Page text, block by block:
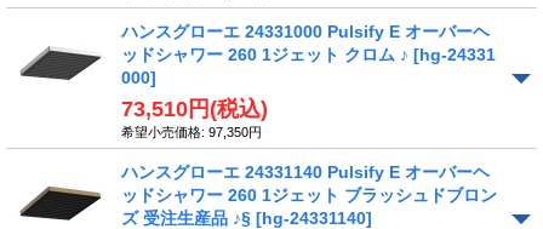
ハンスグローエ 24331000 Pulsify E オーバーヘ
ッドシャワー 260 1ジェット クロム ♪ [hg-24331
000]
73,510円 (税込)
希望小売価格: 97,350円
ハンスグローエ 24331140 Pulsify E オーバーヘ
ッドシャワー 260 1ジェット ブラッシュドブロン
ズ 受注生産品 ♪§ [hg-24331140]